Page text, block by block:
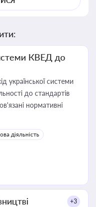
КВЕД до
української системи
до стандартів
нормативні
діяльність
+3